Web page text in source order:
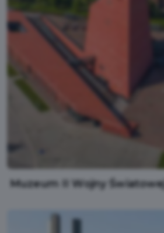
Muzeum II Wojny